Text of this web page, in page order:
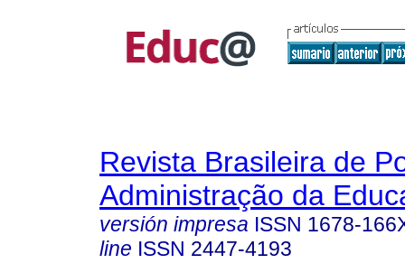
Revista Brasileira de
Administração da
versión impresa ISSN 1678-
line ISSN 2447-4193